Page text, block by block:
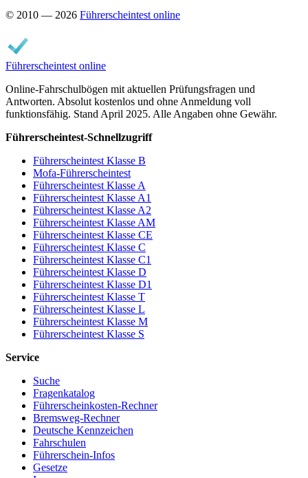
© 2010 — 2026 Führerscheintest online
Führerscheintest online
Online-Fahrschulbögen mit aktuellen Prüfungsfragen und
Antworten. Absolut kostenlos und ohne Anmeldung voll
funktionsfähig. Stand April 2025. Alle Angaben ohne Gewähr.
Führerscheintest-Schnellzugriff
Führerscheintest Klasse B
Mofa-Führerscheintest
Führerscheintest Klasse A
Führerscheintest Klasse A1
Führerscheintest Klasse A2
Führerscheintest Klasse AM
Führerscheintest Klasse CE
Führerscheintest Klasse C
Führerscheintest Klasse C1
Führerscheintest Klasse D
Führerscheintest Klasse D1
Führerscheintest Klasse T
Führerscheintest Klasse L
Führerscheintest Klasse M
Führerscheintest Klasse S
Service
Suche
Fragenkatalog
Führerscheinkosten-Rechner
Bremsweg-Rechner
Deutsche Kennzeichen
Fahrschulen
Führerschein-Infos
Gesetze